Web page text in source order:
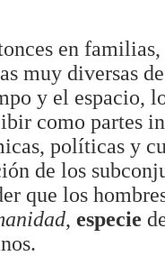
en
muy diversas
y el espacio,
como partes
políticas y
de los
que los
, especie